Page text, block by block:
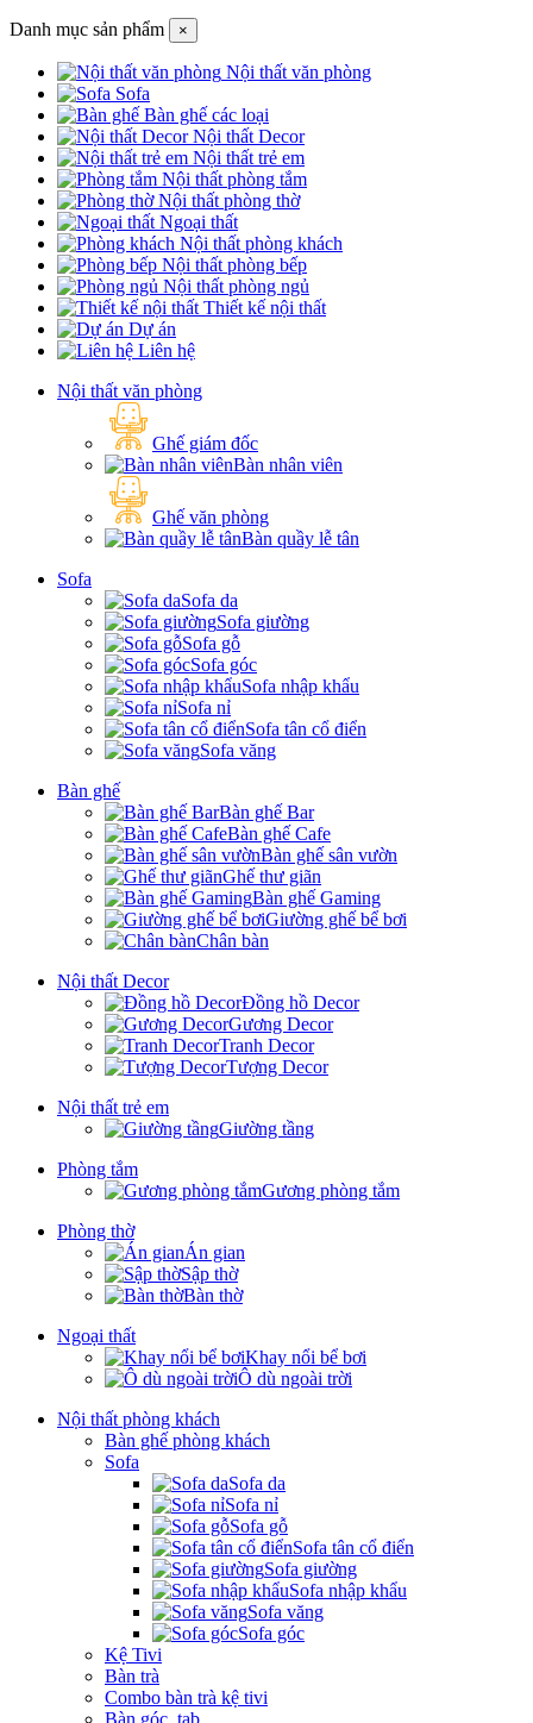
Danh mục sản phẩm ×
Nội thất văn phòng
Sofa
Bàn ghế các loại
Nội thất Decor
Nội thất trẻ em
Nội thất phòng tắm
Nội thất phòng thờ
Ngoại thất
Nội thất phòng khách
Nội thất phòng bếp
Nội thất phòng ngủ
Thiết kế nội thất
Dự án
Liên hệ
Nội thất văn phòng
Ghế giám đốc
Bàn nhân viên
Ghế văn phòng
Bàn quầy lễ tân
Sofa
Sofa da
Sofa giường
Sofa gỗ
Sofa góc
Sofa nhập khẩu
Sofa nỉ
Sofa tân cổ điển
Sofa văng
Bàn ghế
Bàn ghế Bar
Bàn ghế Cafe
Bàn ghế sân vườn
Ghế thư giãn
Bàn ghế Gaming
Giường ghế bể bơi
Chân bàn
Nội thất Decor
Đồng hồ Decor
Gương Decor
Tranh Decor
Tượng Decor
Nội thất trẻ em
Giường tầng
Phòng tắm
Gương phòng tắm
Phòng thờ
Án gian
Sập thờ
Bàn thờ
Ngoại thất
Khay nổi bể bơi
Ô dù ngoài trời
Nội thất phòng khách
Bàn ghế phòng khách
Sofa
Sofa da
Sofa nỉ
Sofa gỗ
Sofa tân cổ điển
Sofa giường
Sofa nhập khẩu
Sofa văng
Sofa góc
Kệ Tivi
Bàn trà
Combo bàn trà kệ tivi